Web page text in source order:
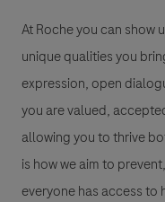
At Roche you can show
unique qualities you
expression, open
you are valued,
allowing you to thrive
is how we aim to
everyone has access